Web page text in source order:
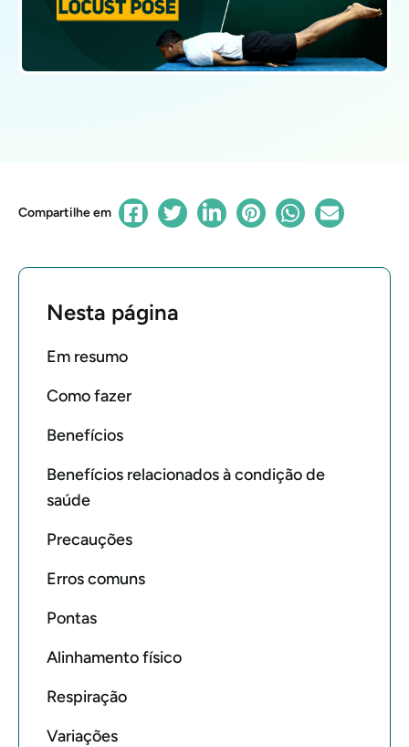
Compartilhe em
Nesta página
Em resumo
Como fazer
Benefícios
Benefícios relacionados à condição de
saúde
Precauções
Erros comuns
Pontas
Alinhamento físico
Respiração
Variações